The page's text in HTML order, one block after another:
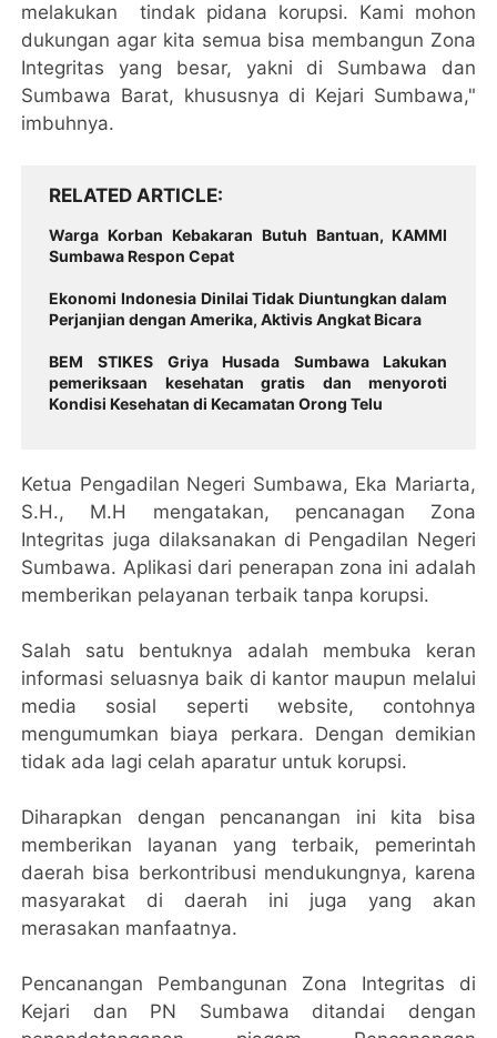
melakukan tindak pidana korupsi. Kami mohon
dukungan agar kita semua bisa membangun Zona
Integritas yang besar, yakni di Sumbawa dan
Sumbawa Barat, khususnya di Kejari Sumbawa,"
imbuhnya.
RELATED ARTICLE
Warga Korban Kebakaran Butuh Bantuan, KAMMI
Sumbawa Respon Cepat
Ekonomi Indonesia Dinilai Tidak Diuntungkan dalam
Perjanjian dengan Amerika, Aktivis Angkat Bicara
BEM STIKES Griya Husada Sumbawa Lakukan
pemeriksaan kesehatan gratis dan menyoroti
Kondisi Kesehatan di Kecamatan Orong Telu
Ketua Pengadilan Negeri Sumbawa, Eka Mariarta,
S.H., M.H mengatakan, pencanagan Zona
Integritas juga dilaksanakan di Pengadilan Negeri
Sumbawa. Aplikasi dari penerapan zona ini adalah
memberikan pelayanan terbaik tanpa korupsi.
Salah satu bentuknya adalah membuka keran
informasi seluasnya baik di kantor maupun melalui
media sosial seperti website, contohnya
mengumumkan biaya perkara. Dengan demikian
tidak ada lagi celah aparatur untuk korupsi.
Diharapkan dengan pencanangan ini kita bisa
memberikan layanan yang terbaik, pemerintah
daerah bisa berkontribusi mendukungnya, karena
masyarakat di daerah ini juga yang akan
merasakan manfaatnya.
Pencanangan Pembangunan Zona Integritas di
Kejari dan PN Sumbawa ditandai dengan